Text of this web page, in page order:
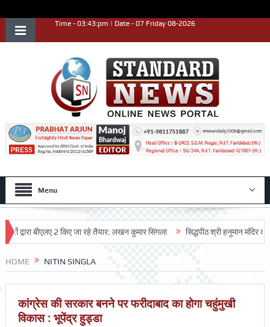
Time - 03:43:pm | Date - 07 Friday 08-2026
Menu
बीएलए 2 किए जा रहे तैयार: लखन कुमार सिंगला सिद्धपीठ श्री हनुमान मंदिर का 68वां
HOME NITIN SINGLA
कांग्रेस की सरकार बनने पर फरीदाबाद का होगा चहुंमुखी
विकास : भूपेंद्र हुड्डा